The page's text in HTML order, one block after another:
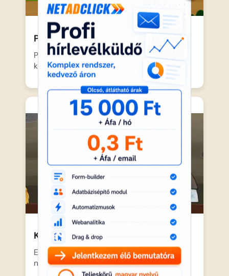
Piroska és a Farkas – Kerekmese
Piroska felveszi piros köpenyét, és egy
kosárnyi finomsággal elindul a…
Kerekmese: Holle anyó
Egy özvegyasszony mostohalánya egész
nap szorgalmasan font a kút káváján,…